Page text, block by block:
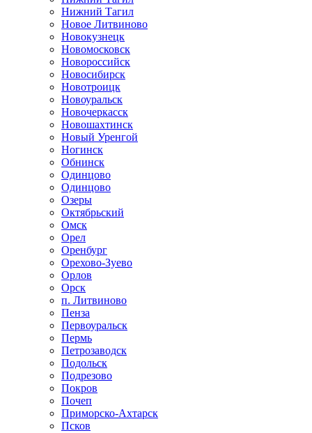
Нижний Тагил
Новое Литвиново
Новокузнецк
Новомосковск
Новороссийск
Новосибирск
Новотроицк
Новоуральск
Новочеркасск
Новошахтинск
Новый Уренгой
Ногинск
Обнинск
Одинцово
Одинцово
Озеры
Октябрьский
Омск
Орел
Оренбург
Орехово-Зуево
Орлов
Орск
п. Литвиново
Пенза
Первоуральск
Пермь
Петрозаводск
Подольск
Подрезово
Покров
Почеп
Приморско-Ахтарск
Псков